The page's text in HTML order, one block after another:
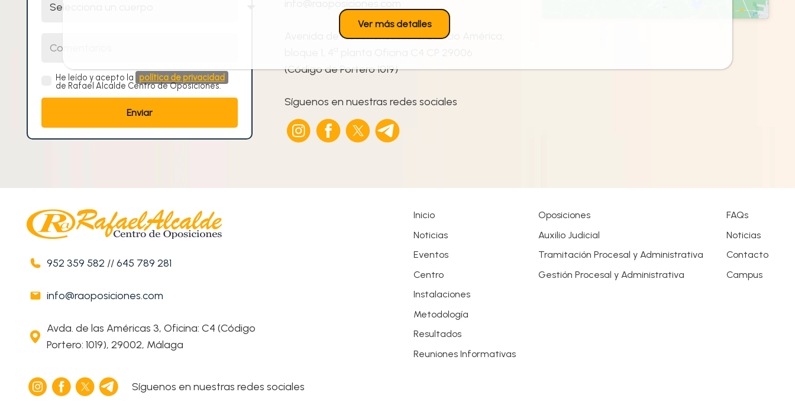
He leído y acepto la política de privacidad
de Rafael Alcalde Centro de Oposiciones.
Avenida de las Américas N 3, Edificio América;
(Código de Portero 1019)
Síguenos en nuestras redes sociales
952 359 582 //645 789 281
info@raoposiciones.com
Avda. de las Américas 3, Oficina: C4 (Código
Portero: 1019), 29002, Málaga
Síguenos en nuestras redes sociales
Inicio
Noticias
Eventos
Centro
Instalaciones
Metodología
Resultados
Reuniones Informativas
Oposiciones
Auxilio Judicial
Tramitación Procesal y Administrativa
Gestión Procesal y Administrativa
FAQs
Noticias
Contacto
Campus
Ver más detalles